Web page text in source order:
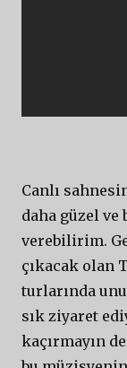
Canlı
daha güzel
verebilirim.
çıkacak olan
turlarında
sık ziyaret
kaçırmayın